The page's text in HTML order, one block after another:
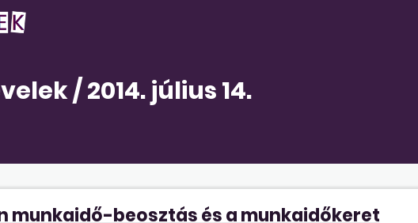
/ 2014. július 14.
munkaidő-beosztás és a munkaidőkeret